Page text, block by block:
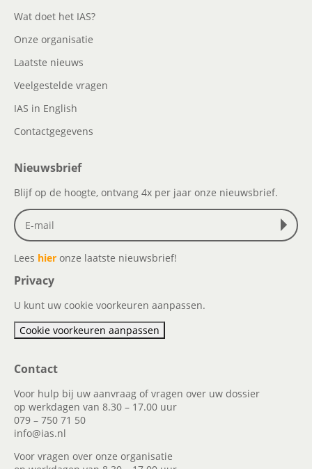
Wat doet het IAS?
Onze organisatie
Laatste nieuws
Veelgestelde vragen
IAS in English
Contactgegevens
Nieuwsbrief
Blijf op de hoogte, ontvang 4x per jaar onze nieuwsbrief.
Lees hier onze laatste nieuwsbrief!
Privacy
U kunt uw cookie voorkeuren aanpassen.
Cookie voorkeuren aanpassen
Contact
Voor hulp bij uw aanvraag of vragen over uw dossier
op werkdagen van 8.30 – 17.00 uur
079 – 750 71 50
info@ias.nl
Voor vragen over onze organisatie